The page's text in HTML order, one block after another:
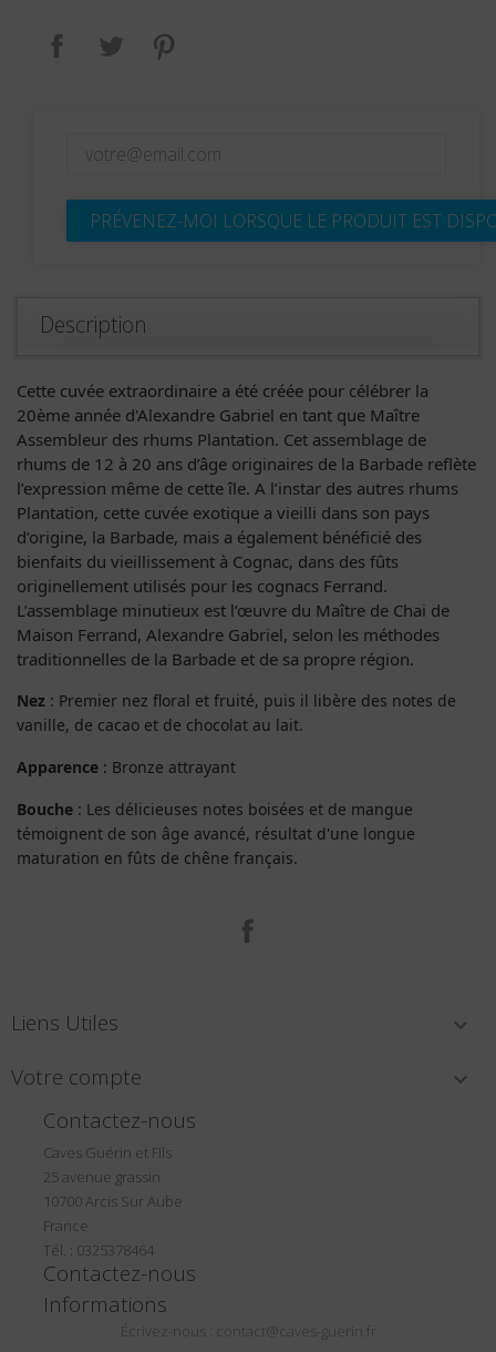
Partager Tweet
PRÉVENEZ-MOI LORSQUE LE PRODUIT EST
Description
Cette cuvée extraordinaire a été créée pour célébrer la
20ème année d'Alexandre Gabriel en tant que Maître
Assembleur des rhums Plantation. Cet assemblage de
rhums de 12 à 20 ans d’âge originaires de la Barbade reflète
l’expression même de cette île. A l’instar des autres rhums
Plantation, cette cuvée exotique a vieilli dans son pays
d’origine, la Barbade, mais a également bénéficié des
bienfaits du vieillissement à Cognac, dans des fûts
originellement utilisés pour les cognacs Ferrand.
L’assemblage minutieux est l’œuvre du Maître de Chai de
Maison Ferrand, Alexandre Gabriel, selon les méthodes
traditionnelles de la Barbade et de sa propre région.
Nez : Premier nez floral et fruité, puis il libère des notes de
vanille, de cacao et de chocolat au lait.
Apparence : Bronze attrayant
Bouche : Les délicieuses notes boisées et de mangue
témoignent de son âge avancé, résultat d'une longue
maturation en fûts de chêne français.
Liens Utiles 
Votre compte 
Contactez-nous
Caves Guérin et Fils
25 avenue grassin
10700 Arcis Sur Aube
France
Tél. : 0325378464
Contactez-nous
Informations
Écrivez-nous : contact@caves-guerin.fr